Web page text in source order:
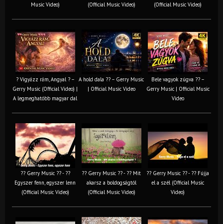
Music Video)
(Official Music Video)
(Official Music Video)
? Vigyázz rám, Angyal ? –
Gerry Music (Official Video) |
A legmeghatóbb magyar dal
A hold dala ?? – Gerry Music
| Official Music Video
Bele vagyok zúgva ?? –
Gerry Music | Official Music
Video
?? Gerry Music ?? - ??
Egyszer fenn, egyszer lenn
(Official Music Video)
?? Gerry Music ?? - ?? Mit
akarsz a boldogságtól
(Official Music Video)
?? Gerry Music ?? - ?? Fújja
el a szél (Official Music
Video)